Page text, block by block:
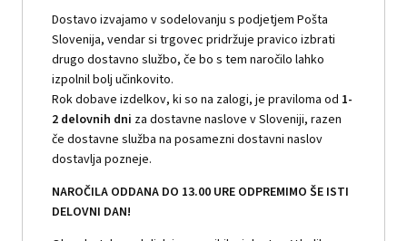
Dostavo izvajamo v sodelovanju s podjetjem Pošta
Slovenija, vendar si trgovec pridržuje pravico izbrati
drugo dostavno službo, če bo s tem naročilo lahko
izpolnil bolj učinkovito.
Rok dobave izdelkov, ki so na zalogi, je praviloma od 1-
2 delovnih dni za dostavne naslove v Sloveniji, razen
če dostavne služba na posamezni dostavni naslov
dostavlja pozneje.
NAROČILA ODDANA DO 13.00 URE ODPREMIMO ŠE ISTI
DELOVNI DAN!